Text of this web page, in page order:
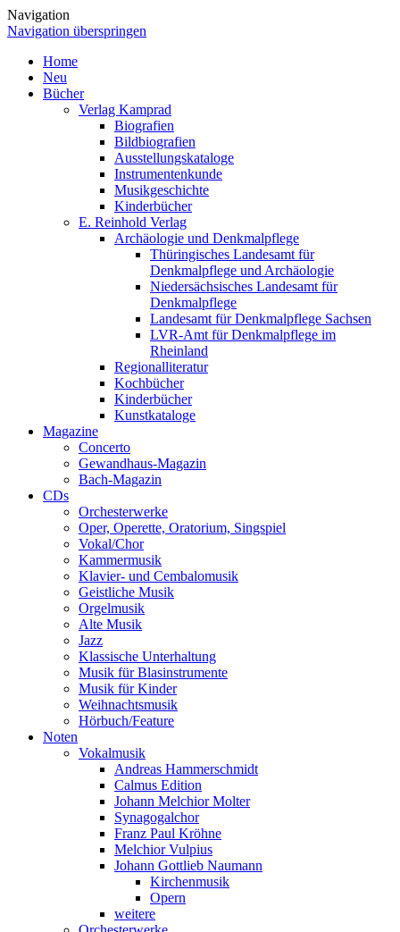
Navigation
Navigation überspringen
Home
Neu
Bücher
Verlag Kamprad
Biografien
Bildbiografien
Ausstellungskataloge
Instrumentenkunde
Musikgeschichte
Kinderbücher
E. Reinhold Verlag
Archäologie und Denkmalpflege
Thüringisches Landesamt für
Denkmalpflege und Archäologie
Niedersächsisches Landesamt für
Denkmalpflege
Landesamt für Denkmalpflege Sachsen
LVR-Amt für Denkmalpflege im
Rheinland
Regionalliteratur
Kochbücher
Kinderbücher
Kunstkataloge
Magazine
Concerto
Gewandhaus-Magazin
Bach-Magazin
CDs
Orchesterwerke
Oper, Operette, Oratorium, Singspiel
Vokal/Chor
Kammermusik
Klavier- und Cembalomusik
Geistliche Musik
Orgelmusik
Alte Musik
Jazz
Klassische Unterhaltung
Musik für Blasinstrumente
Musik für Kinder
Weihnachtsmusik
Hörbuch/Feature
Noten
Vokalmusik
Andreas Hammerschmidt
Calmus Edition
Johann Melchior Molter
Synagogalchor
Franz Paul Kröhne
Melchior Vulpius
Johann Gottlieb Naumann
Kirchenmusik
Opern
weitere